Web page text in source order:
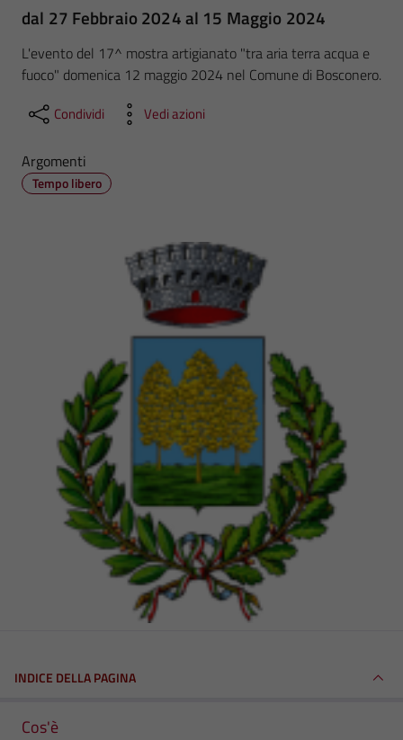
dal 27 Febbraio 2024 al 15 Maggio 2024
L'evento del 17^ mostra artigianato "tra aria terra acqua e
fuoco" domenica 12 maggio 2024 nel Comune di Bosconero.
Condividi Vedi azioni
Argomenti
Tempo libero
INDICE DELLA PAGINA
Cos'è